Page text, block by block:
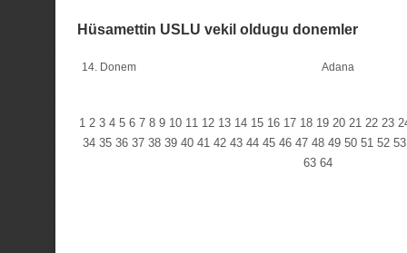
Hüsamettin USLU vekil oldugu donemler
14. Donem Adana
1 2 3 4 5 6 7 8 9 10 11 12 13 14 15 16 17 18 19 20 21 22 23
34 35 36 37 38 39 40 41 42 43 44 45 46 47 48 49 50 51 52 53
63 64